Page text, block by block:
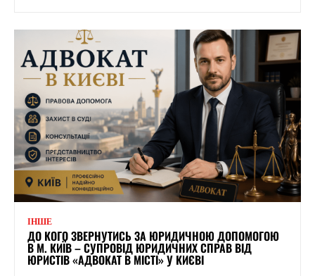
ІНШЕ
ДО КОГО ЗВЕРНУТИСЬ ЗА ЮРИДИЧНОЮ ДОПОМОГОЮ
В М. КИЇВ – СУПРОВІД ЮРИДИЧНИХ СПРАВ ВІД
ЮРИСТІВ «АДВОКАТ В МІСТІ» У КИЄВІ